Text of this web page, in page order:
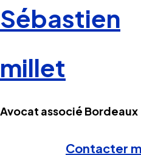
Sébastien
millet
Avocat associé Bordeaux
Contacter